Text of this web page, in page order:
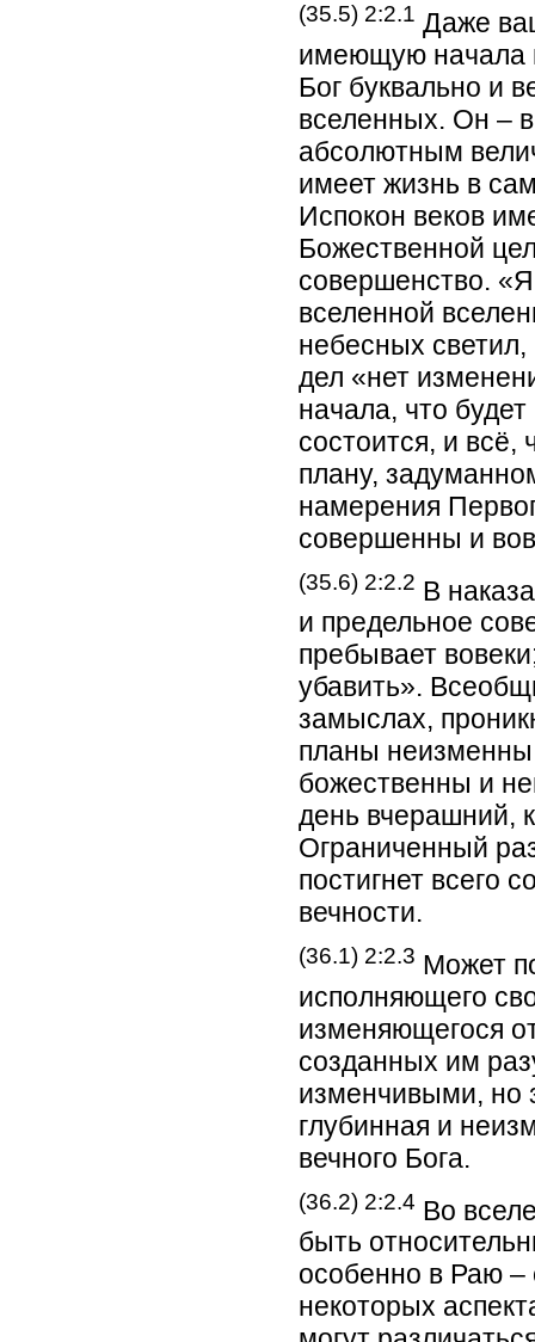
(35.5) 2:2.1 Даже
имеющую начала
Бог буквально и
вселенных. Он –
абсолютным
имеет жизнь в
Испокон веков
Божественной
совершенство.
вселенной
небесных
дел «нет
начала, что
состоится, и всё,
плану,
намерения
совершенны и
(35.6) 2:2.2 В
и предельное
пребывает
убавить».
замыслах,
планы
божественны и
день вчерашний,
Ограниченный
постигнет всего
вечности.
(36.1) 2:2.3 Может
исполняющего
изменяющегося
созданных им
изменчивыми, но
глубинная и
вечного Бога.
(36.2) 2:2.4 Во
быть
особенно в Раю –
некоторых